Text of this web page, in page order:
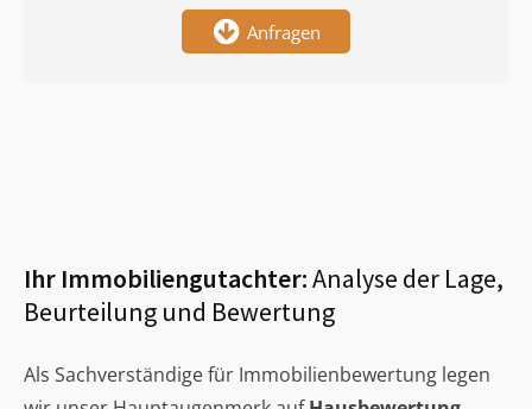
Anfragen
Ihr Immobiliengutachter:Analyse der Lage,
Beurteilung und Bewertung
Als Sachverständige für Immobilienbewertung legen